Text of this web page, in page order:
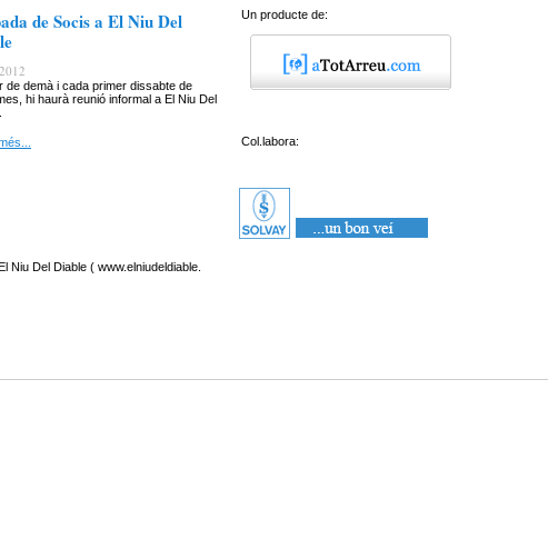
de Socis a El Niu Del
de demà i cada primer dissabte de
hi haurà reunió informal a El Niu Del
Del Diable ( www.elniudeldiable.
Un producte de:
Col.labora: